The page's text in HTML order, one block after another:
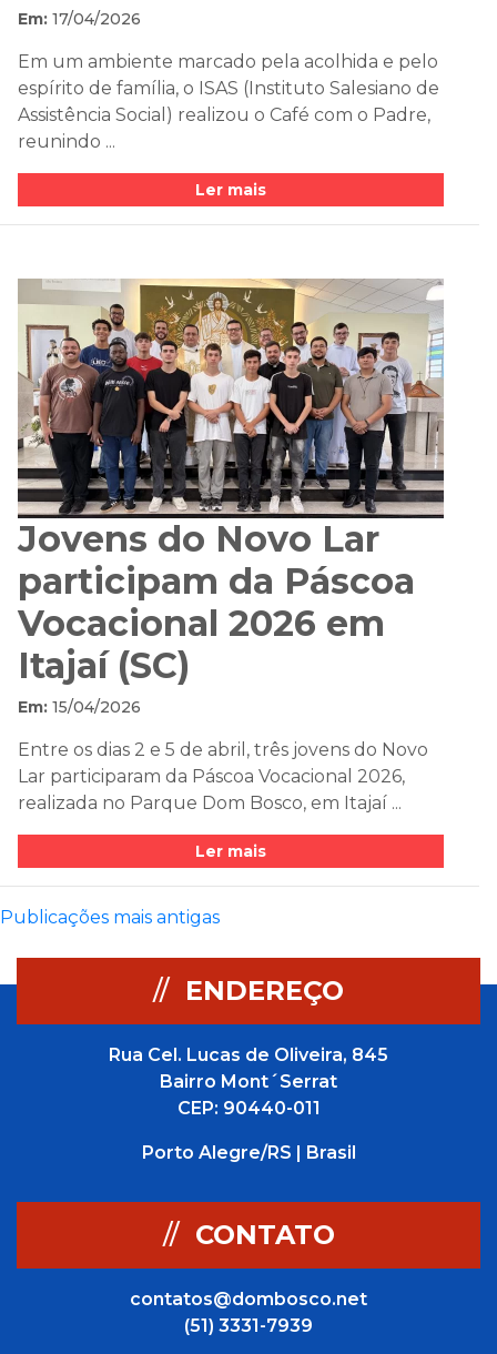
Em: 17/04/2026
Em um ambiente marcado pela acolhida e pelo
espírito de família, o ISAS (Instituto Salesiano de
Assistência Social) realizou o Café com o Padre,
reunindo ...
Ler mais
Jovens do Novo Lar
participam da Páscoa
Vocacional 2026 em
Itajaí (SC)
Em: 15/04/2026
Entre os dias 2 e 5 de abril, três jovens do Novo
Lar participaram da Páscoa Vocacional 2026,
realizada no Parque Dom Bosco, em Itajaí ...
Ler mais
Navegação
por
Publicações mais antigas
// ENDEREÇO
Rua Cel. Lucas de Oliveira, 845
Bairro Mont´Serrat
CEP: 90440-011
Porto Alegre/RS | Brasil
// CONTATO
contatos@dombosco.net
(51) 3331-7939